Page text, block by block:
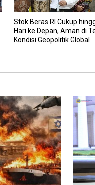
Stok Beras RI Cukup
Hari ke Depan, Aman di
Kondisi Geopolitik Global